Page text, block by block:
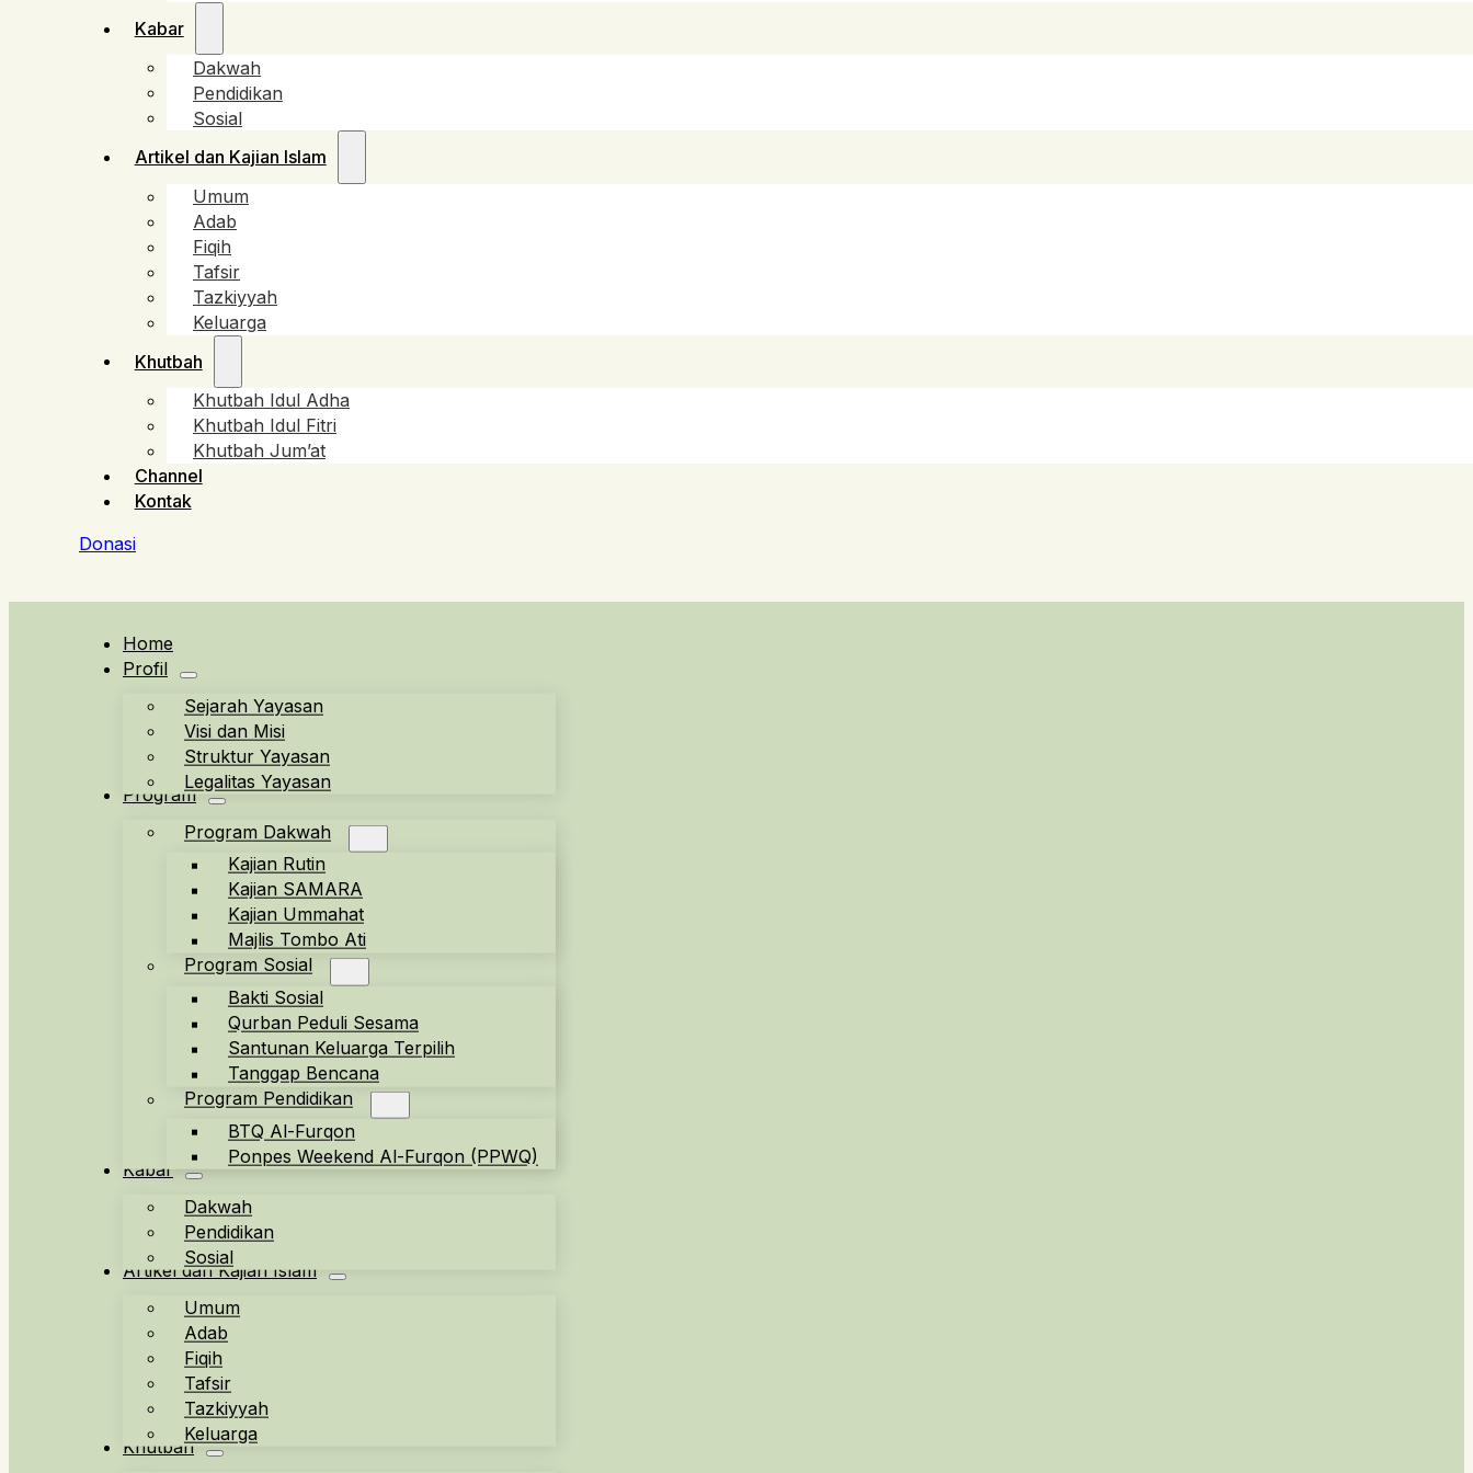
Kabar
Dakwah
Pendidikan
Sosial
Artikel dan Kajian Islam
Umum
Adab
Fiqih
Tafsir
Tazkiyyah
Keluarga
Khutbah
Khutbah Idul Adha
Khutbah Idul Fitri
Khutbah Jum’at
Channel
Kontak
Donasi
Home
Profil
Sejarah Yayasan
Visi dan Misi
Struktur Yayasan
Legalitas Yayasan
Program
Program Dakwah
Kajian Rutin
Kajian SAMARA
Kajian Ummahat
Majlis Tombo Ati
Program Sosial
Bakti Sosial
Qurban Peduli Sesama
Santunan Keluarga Terpilih
Tanggap Bencana
Program Pendidikan
BTQ Al-Furqon
Ponpes Weekend Al-Furqon (PPWQ)
Kabar
Dakwah
Pendidikan
Sosial
Artikel dan Kajian Islam
Umum
Adab
Fiqih
Tafsir
Tazkiyyah
Keluarga
Khutbah